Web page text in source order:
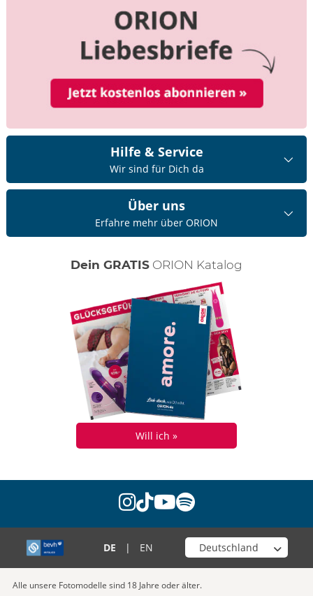
Hilfe & Service
Wir sind für Dich da
Über uns
Erfahre mehr über ORION
Dein GRATIS ORION Katalog
Will ich »
instagram
tiktok
youtube
spotify
DE | EN Wähle deinen Shop
Alle unsere Fotomodelle sind 18 Jahre oder älter.